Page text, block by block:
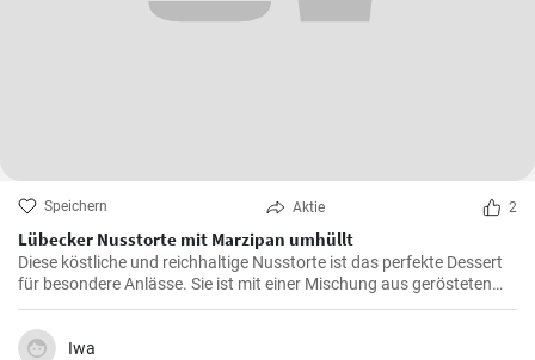
Speichern Aktie 2
Lübecker Nusstorte mit Marzipan umhüllt
Diese köstliche und reichhaltige Nusstorte ist das perfekte Dessert
für besondere Anlässe. Sie ist mit einer Mischung aus gerösteten
Nüssen und einer cremigen Füllung gefüllt, die von einer knackigen
Schicht Marzipan umhüllt wird.
Iwa